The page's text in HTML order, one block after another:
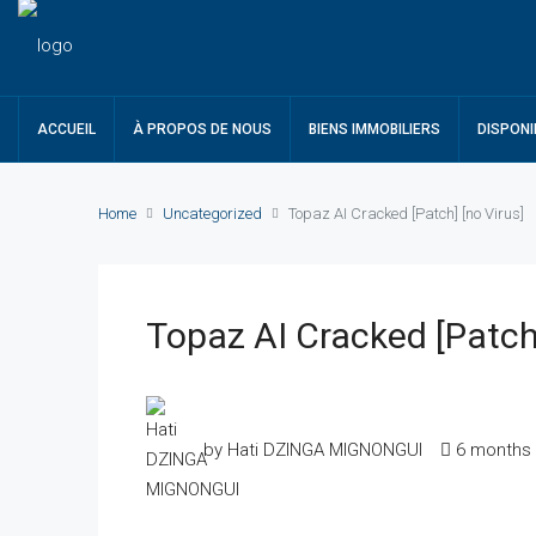
ACCUEIL À PROPOS DE NOUS BIENS IMMOBILIERS
Home Uncategorized Topaz AI Cracked [Patch] [no Virus]
Topaz AI Cracked
by Hati DZINGA MIGNONGUI 6 months